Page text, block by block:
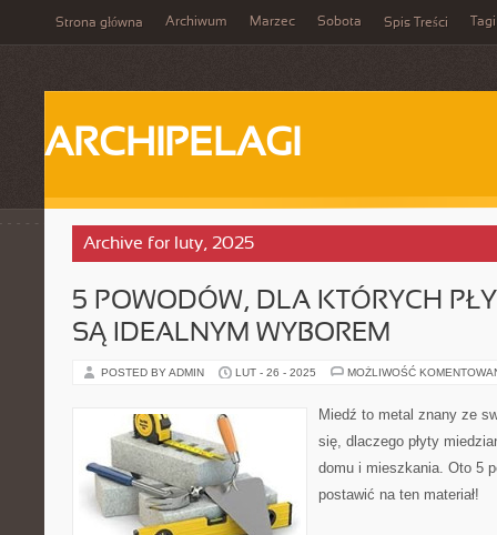
Strona główna Archiwum Marzec Sobota Spis Treści Tagi
ARCHIPELAGI
Archive for luty, 2025
5 POWODÓW, DLA KTÓRYCH
SĄ IDEALNYM WYBOREM
POSTED BY ADMIN LUT - 26 - 2025 MOŻLIWOŚĆ
Miedź to metal znany ze
się, dlaczego płyty
domu i mieszkania. Oto 5
postawić na ten materiał!